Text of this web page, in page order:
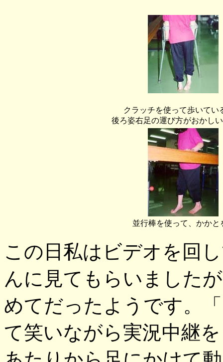
クラッチを使って歩いてい
後ろ姿右足の運び方がおかし
並行棒を使って、かか
この日私はビデオを回
んに見てもらいました
めてだったようです。
て笑いながら実況中継